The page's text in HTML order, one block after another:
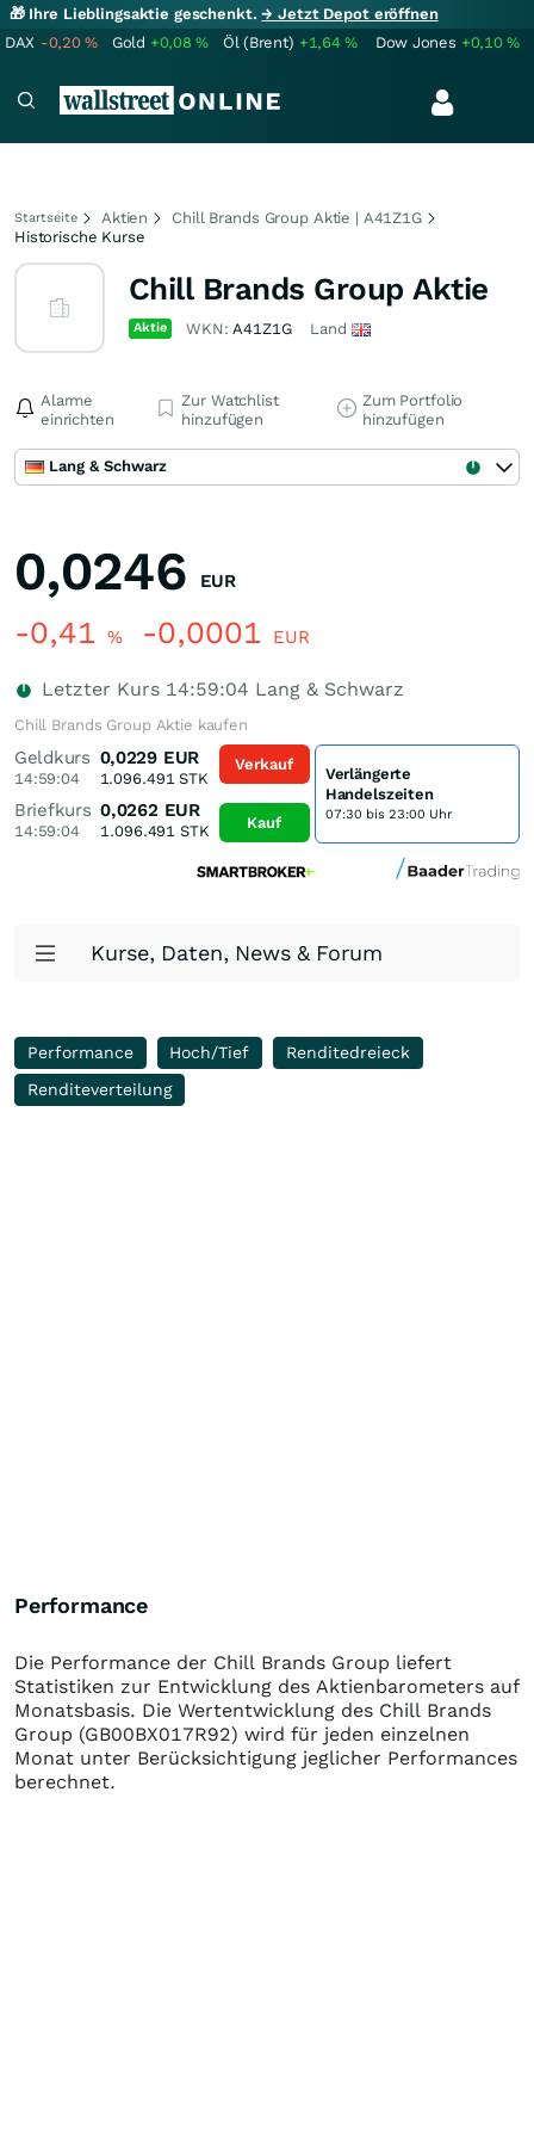
🎁 Ihre Lieblingsaktie geschenkt.→ Jetzt Depot eröffnen
DAX -0,20% Gold +0,08% Öl (Brent) +1,64% Dow Jones +0,10%
Startseite Aktien
Chill Brands Group Aktie | A41Z1G
Historische Kurse
Chill Brands Group Aktie
Aktie WKN:A41Z1G Land
Alarme
einrichten
Zur Watchlist
hinzufügen
Zum Portfolio
hinzufügen
Lang & Schwarz
0,0246 EUR
-0,41 % -0,0001 EUR
Letzter Kurs 14:59:04 Lang & Schwarz
Chill Brands Group Aktie kaufen
Geldkurs
14:59:04
0,0229 EUR
1.096.491 STK
Briefkurs
14:59:04
0,0262 EUR
1.096.491 STK
Verkauf
Kauf
Verlängerte
Handelszeiten
07:30 bis 23:00 Uhr
Kurse, Daten, News & Forum
Performance Hoch/Tief
Renditedreieck
Renditeverteilung
Performance
Die Performance der Chill Brands Group liefert
Statistiken zur Entwicklung des Aktienbarometers auf
Monatsbasis. Die Wertentwicklung des Chill Brands
Group (GB00BX017R92) wird für jeden einzelnen
Monat unter Berücksichtigung jeglicher Performances
berechnet.